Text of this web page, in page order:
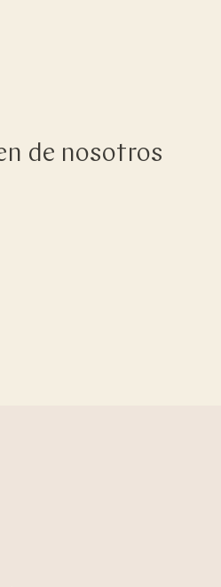
de nosotros